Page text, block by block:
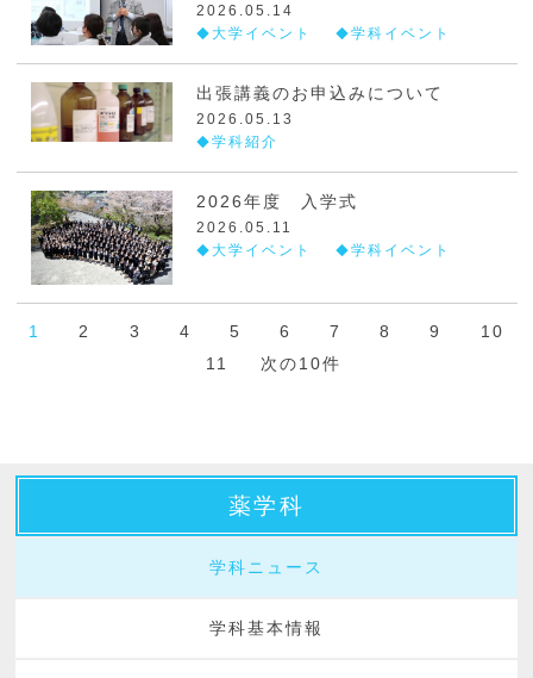
2026.05.14
大学イベント
学科イベント
出張講義のお申込みについて
2026.05.13
学科紹介
2026年度 入学式
2026.05.11
大学イベント
学科イベント
1 2 3 4 5 6 7 8 9
10
11
次の10件
薬学科
学科ニュース
学科基本情報